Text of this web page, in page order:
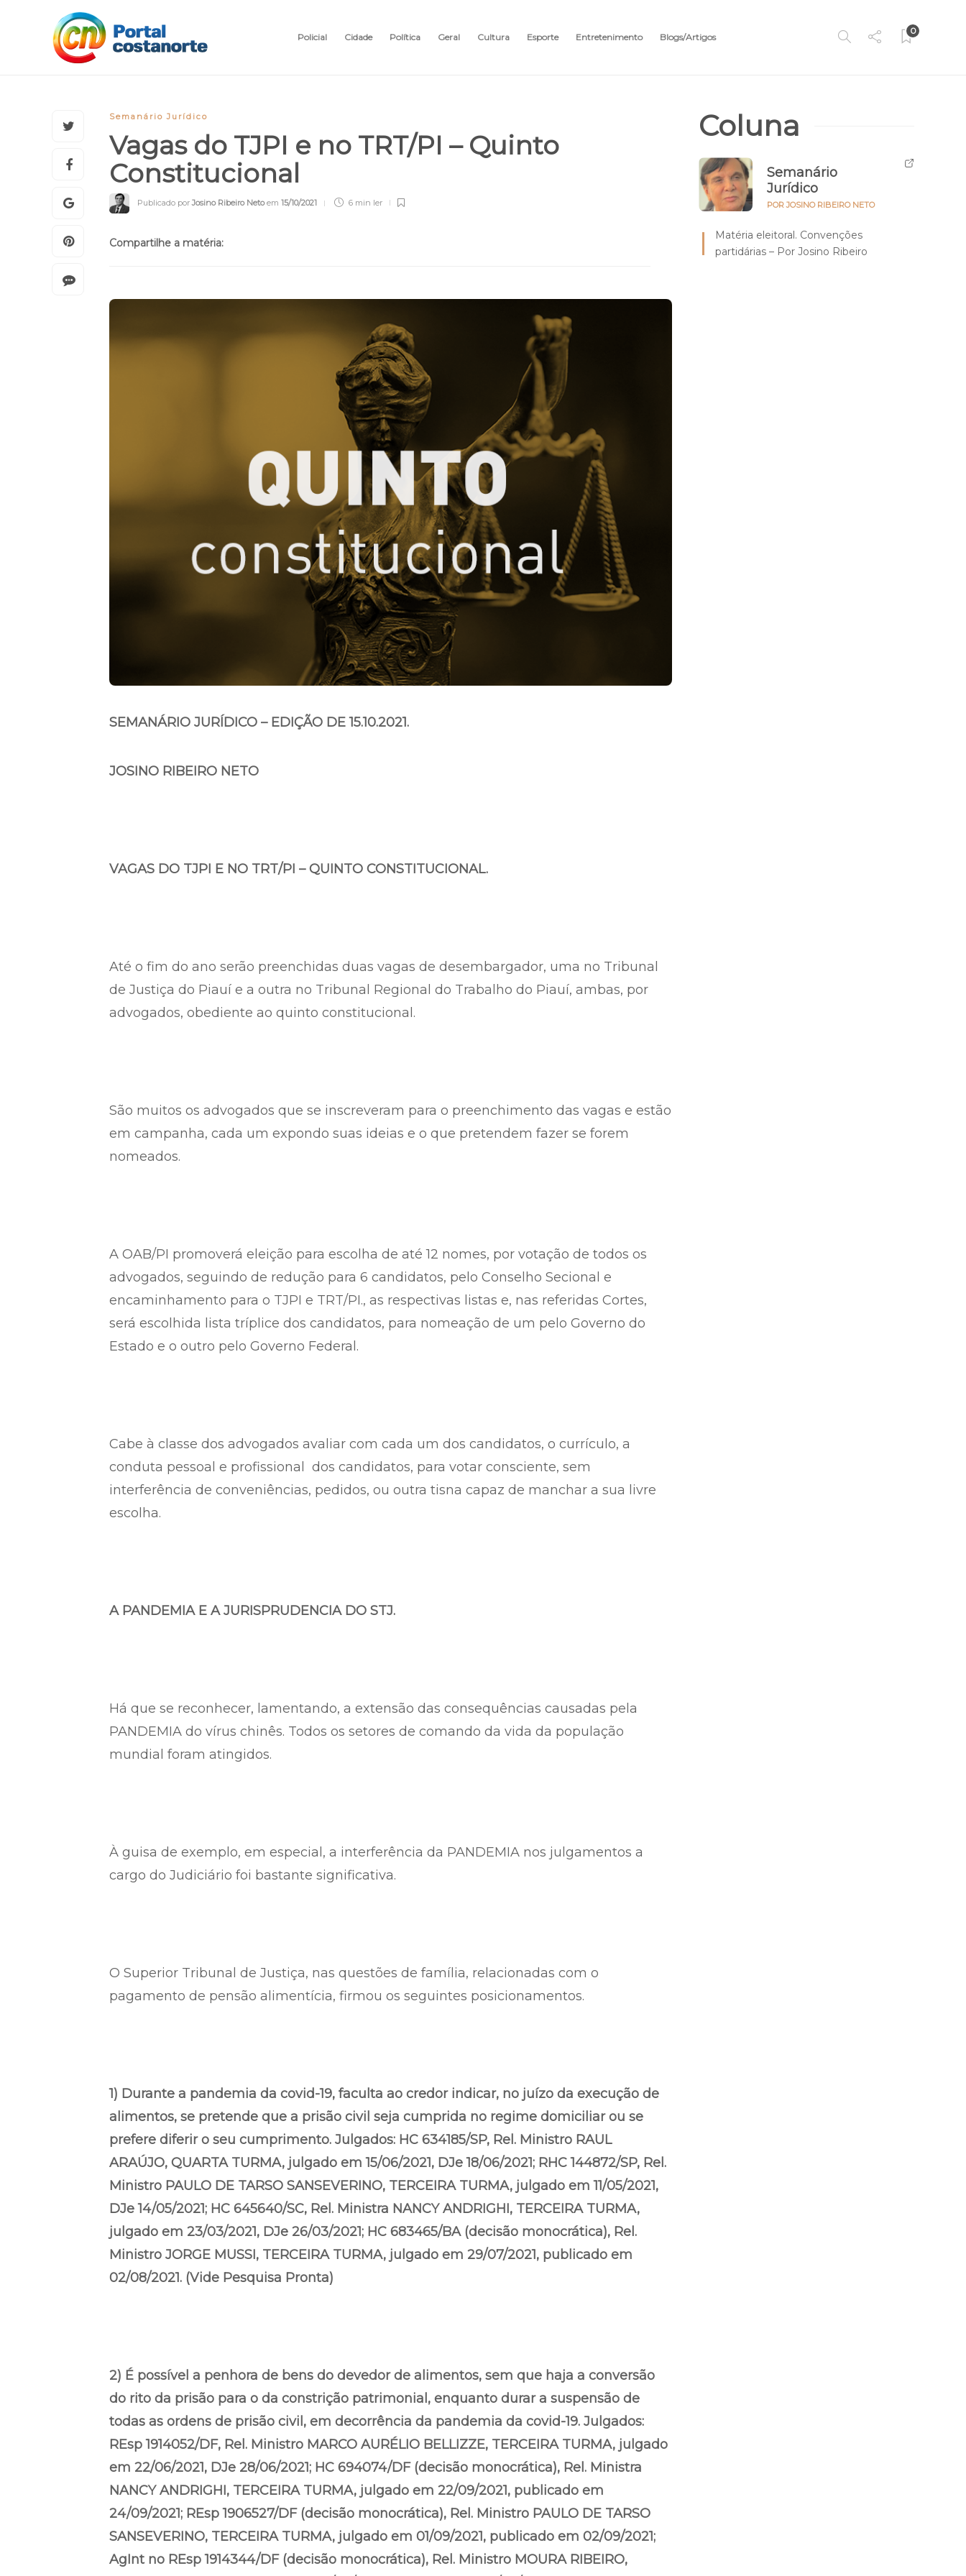
Policial Cidade Política Geral Cultura Esporte Entretenimento Blogs/Artigos
0
Semanário Jurídico
Vagas do TJPI e no TRT/PI – Quinto
Constitucional
Publicado porJosino Ribeiro Netoem 15/10/2021 6 min ler
Compartilhe a matéria:
SEMANÁRIO JURÍDICO – EDIÇÃO DE 15.10.2021.
JOSINO RIBEIRO NETO
VAGAS DO TJPI E NO TRT/PI – QUINTO CONSTITUCIONAL.
Até o fim do ano serão preenchidas duas vagas de desembargador, uma no Tribunal
de Justiça do Piauí e a outra no Tribunal Regional do Trabalho do Piauí, ambas, por
advogados, obediente ao quinto constitucional.
São muitos os advogados que se inscreveram para o preenchimento das vagas e estão
em campanha, cada um expondo suas ideias e o que pretendem fazer se forem
nomeados.
A OAB/PI promoverá eleição para escolha de até 12 nomes, por votação de todos os
advogados, seguindo de redução para 6 candidatos, pelo Conselho Secional e
encaminhamento para o TJPI e TRT/PI., as respectivas listas e, nas referidas Cortes,
será escolhida lista tríplice dos candidatos, para nomeação de um pelo Governo do
Estado e o outro pelo Governo Federal.
Cabe à classe dos advogados avaliar com cada um dos candidatos, o currículo, a
conduta pessoal e profissional dos candidatos, para votar consciente, sem
interferência de conveniências, pedidos, ou outra tisna capaz de manchar a sua livre
escolha.
A PANDEMIA E A JURISPRUDENCIA DO STJ.
Há que se reconhecer, lamentando, a extensão das consequências causadas pela
PANDEMIA do vírus chinês. Todos os setores de comando da vida da população
mundial foram atingidos.
À guisa de exemplo, em especial, a interferência da PANDEMIA nos julgamentos a
cargo do Judiciário foi bastante significativa.
O Superior Tribunal de Justiça, nas questões de família, relacionadas com o
pagamento de pensão alimentícia, firmou os seguintes posicionamentos.
1) Durante a pandemia da covid-19, faculta ao credor indicar, no juízo da execução de
alimentos, se pretende que a prisão civil seja cumprida no regime domiciliar ou se
prefere diferir o seu cumprimento. Julgados: HC 634185/SP, Rel. Ministro RAUL
ARAÚJO, QUARTA TURMA, julgado em 15/06/2021, DJe 18/06/2021; RHC 144872/SP, Rel.
Ministro PAULO DE TARSO SANSEVERINO, TERCEIRA TURMA, julgado em 11/05/2021,
DJe 14/05/2021; HC 645640/SC, Rel. Ministra NANCY ANDRIGHI, TERCEIRA TURMA,
julgado em 23/03/2021, DJe 26/03/2021; HC 683465/BA (decisão monocrática), Rel.
Ministro JORGE MUSSI, TERCEIRA TURMA, julgado em 29/07/2021, publicado em
02/08/2021. (Vide Pesquisa Pronta)
2) É possível a penhora de bens do devedor de alimentos, sem que haja a conversão
do rito da prisão para o da constrição patrimonial, enquanto durar a suspensão de
todas as ordens de prisão civil, em decorrência da pandemia da covid-19. Julgados:
REsp 1914052/DF, Rel. Ministro MARCO AURÉLIO BELLIZZE, TERCEIRA TURMA, julgado
em 22/06/2021, DJe 28/06/2021; HC 694074/DF (decisão monocrática), Rel. Ministra
NANCY ANDRIGHI, TERCEIRA TURMA, julgado em 22/09/2021, publicado em
24/09/2021; REsp 1906527/DF (decisão monocrática), Rel. Ministro PAULO DE TARSO
SANSEVERINO, TERCEIRA TURMA, julgado em 01/09/2021, publicado em 02/09/2021;
AgInt no REsp 1914344/DF (decisão monocrática), Rel. Ministro MOURA RIBEIRO,
Coluna
Semanário
Jurídico
POR JOSINO RIBEIRO NETO
Matéria eleitoral. Convenções
partidárias – Por Josino Ribeiro